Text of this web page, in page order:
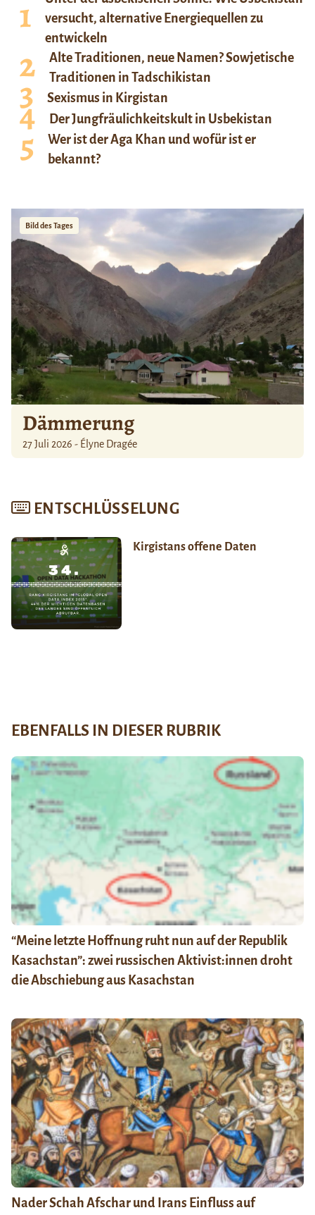
versucht, alternative Energiequellen zu
entwickeln
Alte Traditionen, neue Namen? Sowjetische
Traditionen in Tadschikistan
Sexismus in Kirgistan
Der Jungfräulichkeitskult in Usbekistan
Wer ist der Aga Khan und wofür ist er
bekannt?
Bild des Tages
Dämmerung
27 Juli 2026 - Élyne Dragée
ENTSCHLÜSSELUNG
Kirgistans offene Daten
EBENFALLS IN DIESER RUBRIK
“Meine letzte Hoffnung ruht nun auf der Republik
Kasachstan”: zwei russischen Aktivist:innen droht
die Abschiebung aus Kasachstan
Nader Schah Afschar und Irans Einfluss auf